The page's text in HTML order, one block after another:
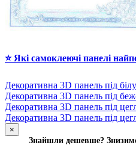
⭐ Які самоклеючі панелі
Декоративна 3D панель під
Декоративна 3D панель під
Декоративна 3D панель під
Декоративна 3D панель під
×
Знайшли дешевше?